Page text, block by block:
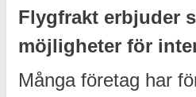
Flygfrakt erbjuder
möjligheter för
Många företag har